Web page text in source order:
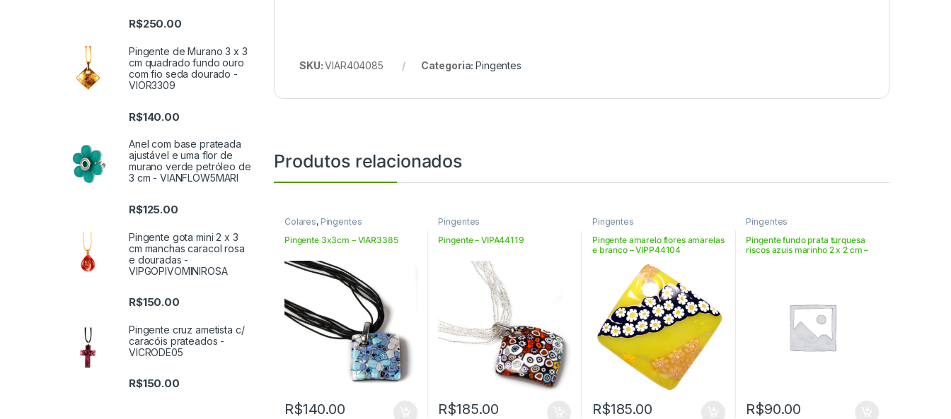
SKU:VIAR404085 Categoria:Pingentes
Produtos relacionados
Colares, Pingentes
Pingente 3x3cm – VIAR3385
R$140.00
Pingentes
Pingente – VIPA44119
R$185.00
Pingentes
Pingente amarelo flores amarelas
e branco – VIPP44104
R$185.00
Pingentes
Pingente fundo prata turquesa
riscos azuis marinho 2 x 2 cm –
R$90.00
R$250.00
Pingente de Murano 3 x 3
cm quadrado fundo ouro
com fio seda dourado -
VIOR3309
R$140.00
Anel com base prateada
ajustável e uma flor de
murano verde petróleo de
3 cm - VIANFLOW5MARI
R$125.00
Pingente gota mini 2 x 3
cm manchas caracol rosa
e douradas -
VIPGOPIVOMINIROSA
R$150.00
Pingente cruz ametista c/
caracóis prateados -
VICRODE05
R$150.00